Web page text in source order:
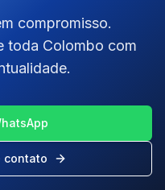
compromisso.
toda Colombo com
contato